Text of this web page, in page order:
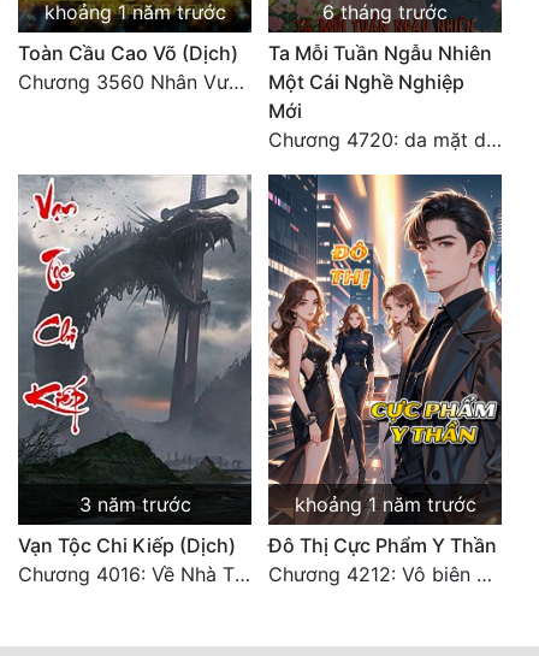
khoảng 1 năm trước
Toàn Cầu Cao Võ (Dịch)
Chương 3560 Nhân Vương trở về - END
6 tháng trước
Ta Mỗi Tuần Ngẫu Nhiên
Một Cái Nghề Nghiệp
Mới
Chương 4720: da mặt dày
3 năm trước
Vạn Tộc Chi Kiếp (Dịch)
Chương 4016: Về Nhà Thôi... (Đại Kết Cục)
khoảng 1 năm trước
Đô Thị Cực Phẩm Y Thần
Chương 4212: Vô biên hắc ám